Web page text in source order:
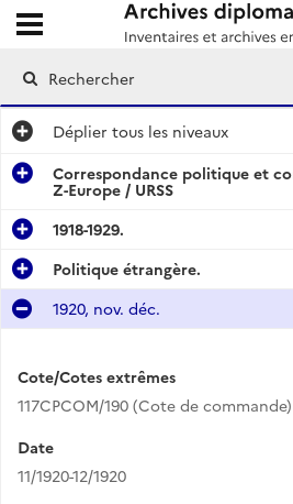
Archives diplomatiques
Ouvrir le menu déroulant
Déplier tous les niveaux
Correspondance politique et
Z-Europe / URSS
1918-1929.
Politique étrangère.
1920, nov. déc.
Cote/Cotes extrêmes
117CPCOM/190 (Cote de commande)
Date
11/1920-12/1920